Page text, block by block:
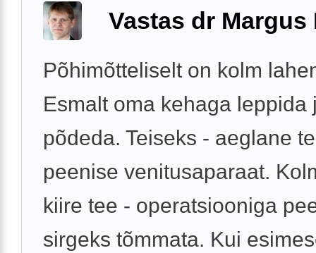
Vastas dr Margus
Põhimõtteliselt on kolm
Esmalt oma kehaga leppida
põdeda. Teiseks - aeglane
peenise venitusaparaat.
kiire tee - operatsiooniga
sirgeks tõmmata. Kui